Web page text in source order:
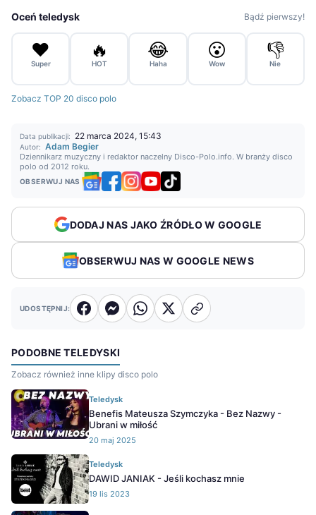
Oceń teledysk Bądź pierwszy!
❤️
Super
🔥
HOT
😂
Haha
😮
Wow
👎
Nie
Zobacz TOP 20 disco polo
Data publikacji: 22 marca 2024, 15:43
Autor: Adam Begier
Dziennikarz muzyczny i redaktor naczelny Disco-Polo.info. W branży disco
polo od 2012 roku.
OBSERWUJ NAS
DODAJ NAS JAKO ŹRÓDŁO W GOOGLE
OBSERWUJ NAS W GOOGLE NEWS
UDOSTĘPNIJ:
PODOBNE TELEDYSKI
Zobacz również inne klipy disco polo
Teledysk
Benefis Mateusza Szymczyka - Bez Nazwy -
Ubrani w miłość
20 maj 2025
Teledysk
DAWID JANIAK - Jeśli kochasz mnie
19 lis 2023